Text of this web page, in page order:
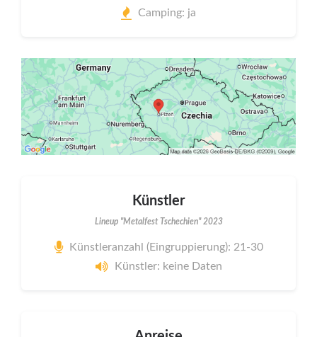
Camping: ja
Künstler
Lineup "Metalfest Tschechien" 2023
Künstleranzahl (Eingruppierung): 21-30
Künstler: keine Daten